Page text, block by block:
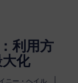
利用方
化
ニー・ヘイル